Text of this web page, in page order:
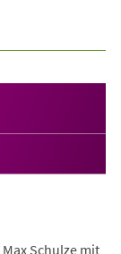
Schulze mit